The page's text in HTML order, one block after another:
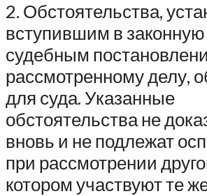
2. Обстоятельства,
вступившим в
судебным
рассмотренному делу,
для суда. Указанные
обстоятельства не
вновь и не подлежат
при рассмотрении
котором участвуют те